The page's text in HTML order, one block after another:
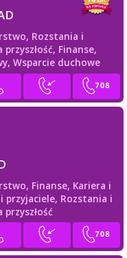
Rozstania i
przyszłość, Finanse,
Wsparcie duchowe
Finanse, Kariera i
przyjaciele, Rozstania i
przyszłość